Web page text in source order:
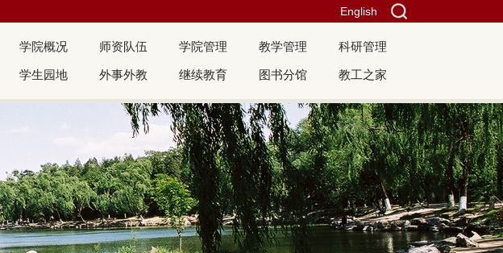
English
学院概况 师资队伍 学院管理 教学管理 科研管理
学生园地 外事外教 继续教育 图书分馆 教工之家